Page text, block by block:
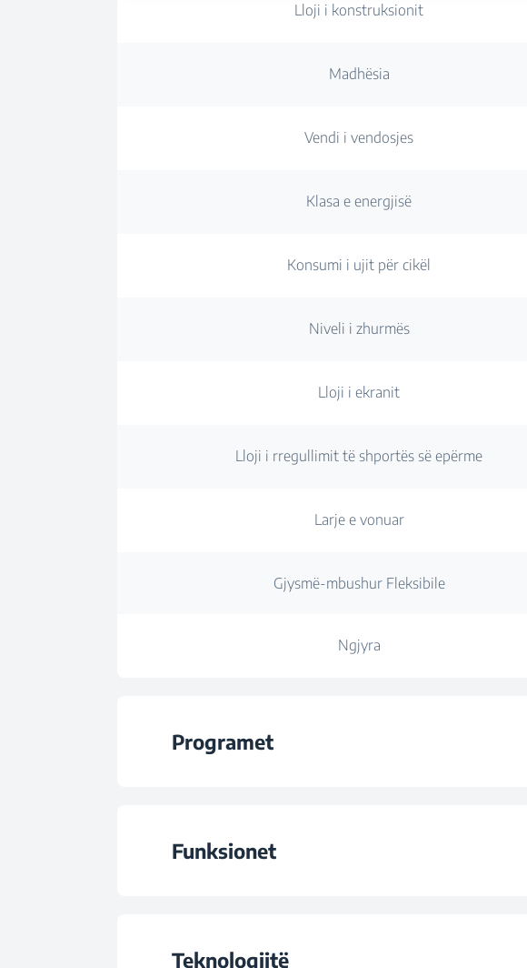
Lloji i konstruksionit
Madhësia
Vendi i vendosjes
Klasa e energjisë
Konsumi i ujit për cikël
Niveli i zhurmës
Lloji i ekranit
Lloji i rregullimit të shportës së epërme
Larje e vonuar
Gjysmë-mbushur Fleksibile
Ngjyra
Programet
Funksionet
Teknologjitë